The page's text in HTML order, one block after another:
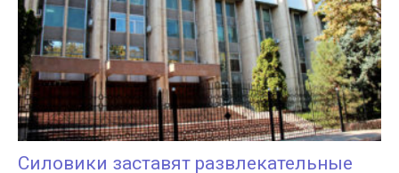
Силовики заставят развлекательные